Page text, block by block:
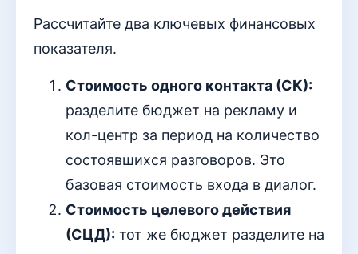
Рассчитайте два ключевых финансовых
показателя.
Стоимость одного контакта (СК):
разделите бюджет на рекламу и
кол-центр за период на количество
состоявшихся разговоров. Это
базовая стоимость входа в диалог.
Стоимость целевого действия
(СЦД): тот же бюджет разделите на